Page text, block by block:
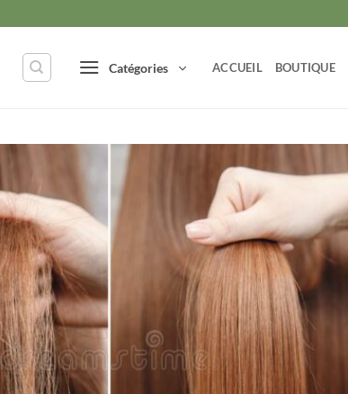
Catégories ACCUEIL BOUTIQUE